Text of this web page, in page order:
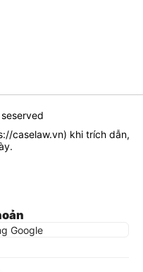
caselaw.vn) khi trích dẫn,
Google